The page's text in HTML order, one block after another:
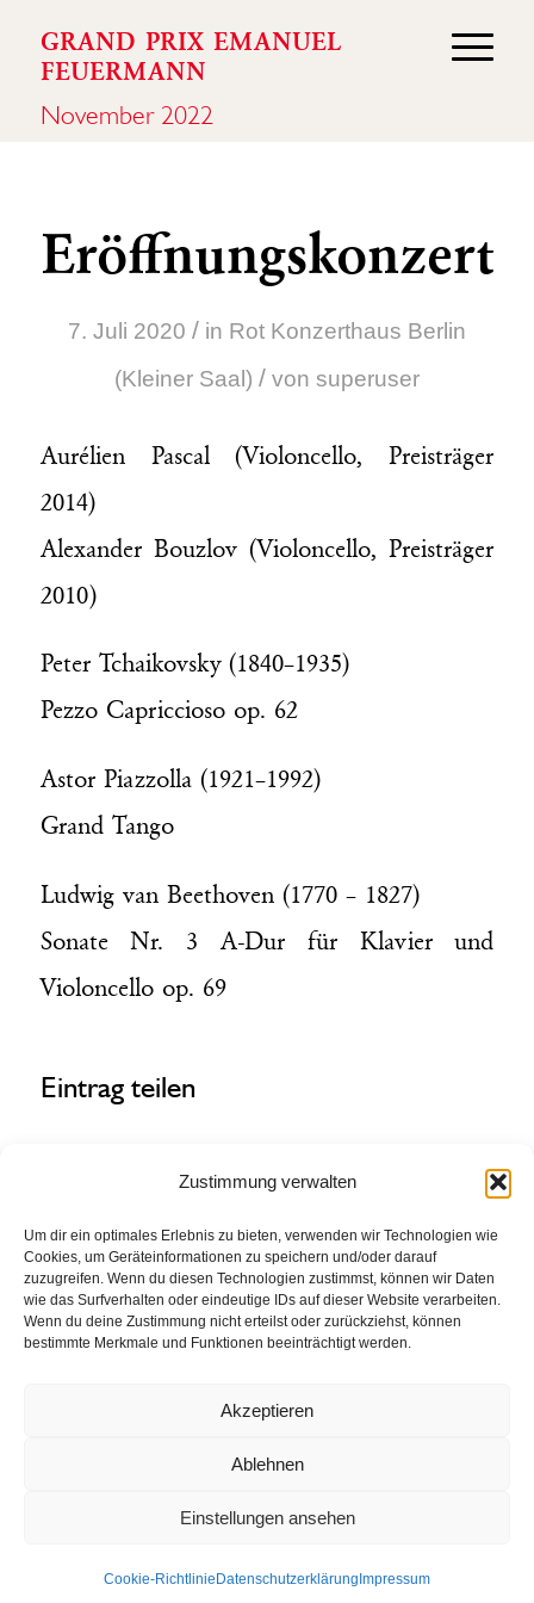
Zustimmung verwalten
Um dir ein optimales Erlebnis zu bieten, verwenden wir Technologien wie
Cookies, um Geräteinformationen zu speichern und/oder darauf
zuzugreifen. Wenn du diesen Technologien zustimmst, können wir Daten
wie das Surfverhalten oder eindeutige IDs auf dieser Website verarbeiten.
Wenn du deine Zustimmung nicht erteilst oder zurückziehst, können
bestimmte Merkmale und Funktionen beeinträchtigt werden.
Akzeptieren
Ablehnen
Einstellungen ansehen
Cookie-Richtlinie Datenschutzerklärung Impressum
GRAND PRIX EMANUEL
FEUERMANN
November 2022
Eröffnungskonzert
7. Juli 2020 / in Rot Konzerthaus Berlin
(Kleiner Saal) / von superuser
Aurélien Pascal (Violoncello, Preisträger
2014)
Alexander Bouzlov (Violoncello, Preisträger
2010)
Peter Tchaikovsky (1840–1935)
Pezzo Capriccioso op. 62
Astor Piazzolla (1921–1992)
Grand Tango
Ludwig van Beethoven (1770 – 1827)
Sonate Nr. 3 A-Dur für Klavier und
Violoncello op. 69
Eintrag teilen